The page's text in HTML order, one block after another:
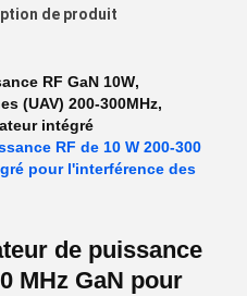
de produit
RF GaN 10W,
(UAV) 200-300MHz,
intégré
RF de 10 W 200-300
pour l'interférence des
de puissance
MHz GaN pour